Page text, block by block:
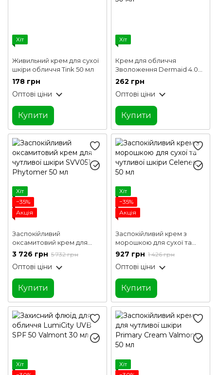
Хіт
Живильний крем для сухої
шкіри обличчя Tink 50 мл
178 грн
Оптові ціни
Купити
Хіт
Крем для обличчя
Зволоження Dermaid 4.0
Intensive Cream Ceraclinic
262 грн
Оптові ціни
Купити
Хіт
−35%
Акція
Заспокійливий
оксамитовий крем для
чутливої шкіри SVV051
Phytomer 50 мл
3 726 грн 5 732 грн
Оптові ціни
Купити
Хіт
−35%
Акція
Заспокійливий крем з
морошкою для сухої та
чутливої шкіри Celenes 50
927 грн 1 426 грн
Оптові ціни
Купити
Хіт
Хіт